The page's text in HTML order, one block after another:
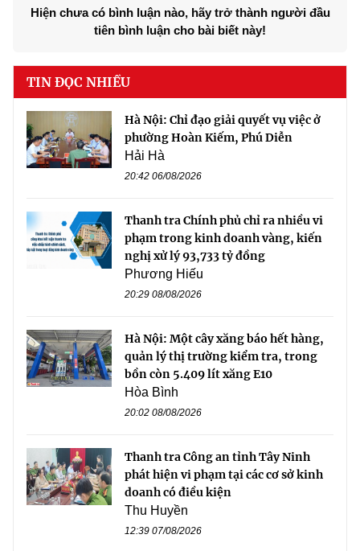
Hiện chưa có bình luận nào, hãy trở thành người đầu
tiên bình luận cho bài biết này!
TIN ĐỌC NHIỀU
Hà Nội: Chỉ đạo giải quyết vụ việc ở
phường Hoàn Kiếm, Phú Diễn
Hải Hà
20:42 06/08/2026
Thanh tra Chính phủ chỉ ra nhiều vi
phạm trong kinh doanh vàng, kiến
nghị xử lý 93,733 tỷ đồng
Phương Hiếu
20:29 08/08/2026
Hà Nội: Một cây xăng báo hết hàng,
quản lý thị trường kiểm tra, trong
bồn còn 5.409 lít xăng E10
Hòa Bình
20:02 08/08/2026
Thanh tra Công an tỉnh Tây Ninh
phát hiện vi phạm tại các cơ sở kinh
doanh có điều kiện
Thu Huyền
12:39 07/08/2026